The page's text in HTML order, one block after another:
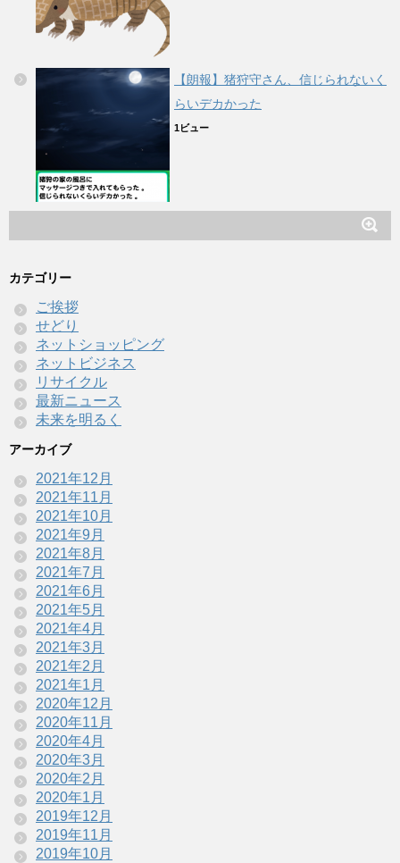
【朗報】猪狩守さん、信じられないく
らいデカかった
1ビュー
カテゴリー
ご挨拶
せどり
ネットショッピング
ネットビジネス
リサイクル
最新ニュース
未来を明るく
アーカイブ
2021年12月
2021年11月
2021年10月
2021年9月
2021年8月
2021年7月
2021年6月
2021年5月
2021年4月
2021年3月
2021年2月
2021年1月
2020年12月
2020年11月
2020年4月
2020年3月
2020年2月
2020年1月
2019年12月
2019年11月
2019年10月